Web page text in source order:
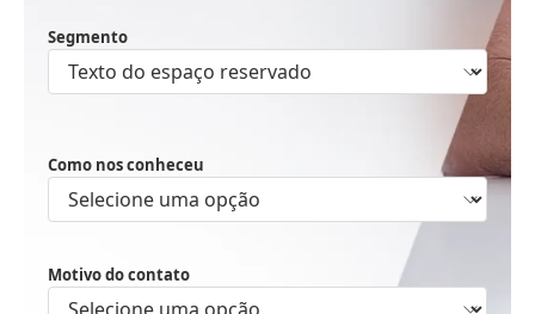
Segmento
Como nos conheceu
Motivo do contato